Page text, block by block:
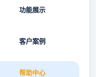
功能展示
客户案例
帮助中心